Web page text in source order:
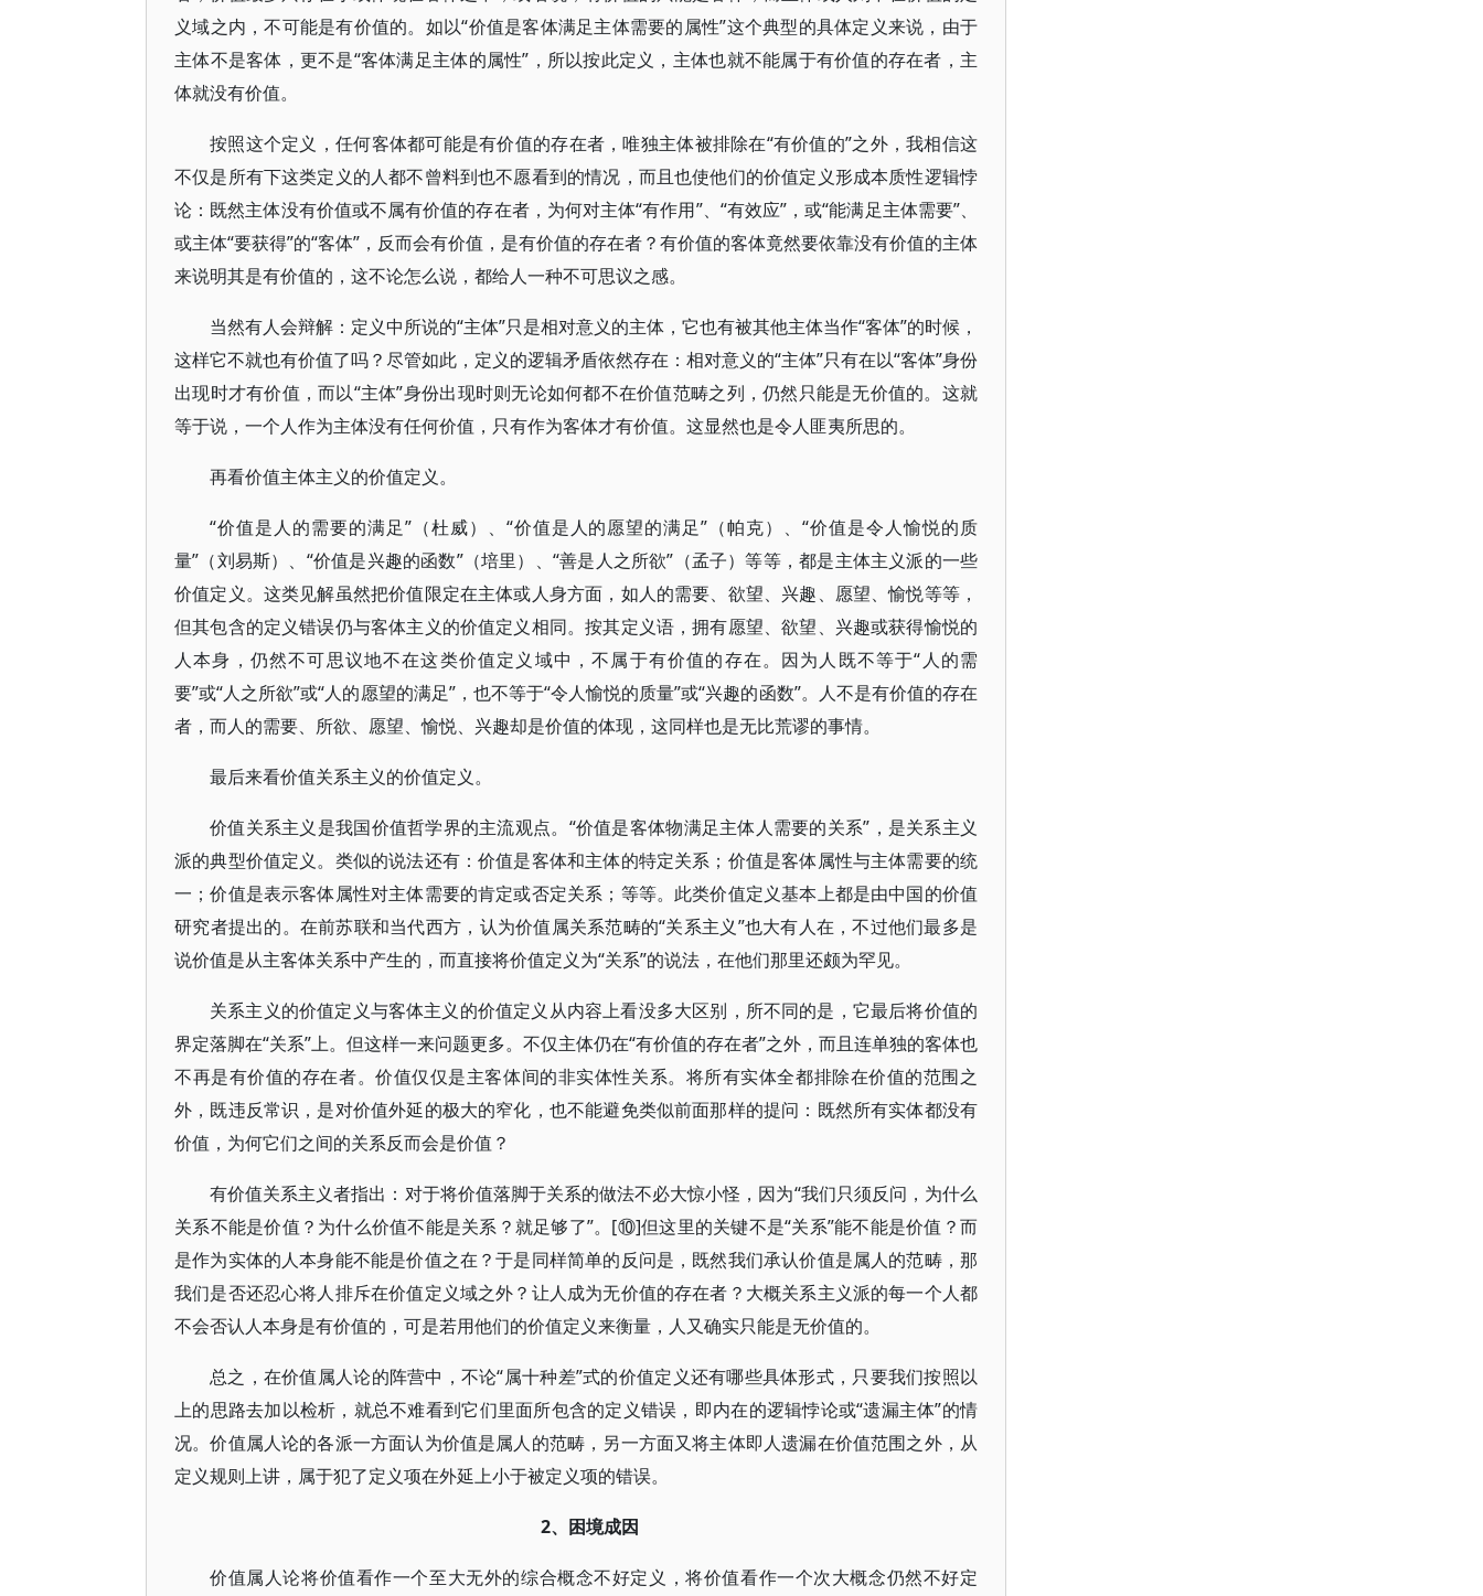
义域之内，不可能是有价值的。如以“价值是客体满足主体需要的属性”这个典型的具体定义来说，由于
主体不是客体，更不是“客体满足主体的属性”，所以按此定义，主体也就不能属于有价值的存在者，主
体就没有价值。
按照这个定义，任何客体都可能是有价值的存在者，唯独主体被排除在“有价值的”之外，我相信这
不仅是所有下这类定义的人都不曾料到也不愿看到的情况，而且也使他们的价值定义形成本质性逻辑悖
论：既然主体没有价值或不属有价值的存在者，为何对主体“有作用”、“有效应”，或“能满足主体需要”、
或主体“要获得”的“客体”，反而会有价值，是有价值的存在者？有价值的客体竟然要依靠没有价值的主体
来说明其是有价值的，这不论怎么说，都给人一种不可思议之感。
当然有人会辩解：定义中所说的“主体”只是相对意义的主体，它也有被其他主体当作“客体”的时候，
这样它不就也有价值了吗？尽管如此，定义的逻辑矛盾依然存在：相对意义的“主体”只有在以“客体”身份
出现时才有价值，而以“主体”身份出现时则无论如何都不在价值范畴之列，仍然只能是无价值的。这就
等于说，一个人作为主体没有任何价值，只有作为客体才有价值。这显然也是令人匪夷所思的。
再看价值主体主义的价值定义。
“价值是人的需要的满足”（杜威）、“价值是人的愿望的满足”（帕克）、“价值是令人愉悦的质
量”（刘易斯）、“价值是兴趣的函数”（培里）、“善是人之所欲”（孟子）等等，都是主体主义派的一些
价值定义。这类见解虽然把价值限定在主体或人身方面，如人的需要、欲望、兴趣、愿望、愉悦等等，
但其包含的定义错误仍与客体主义的价值定义相同。按其定义语，拥有愿望、欲望、兴趣或获得愉悦的
人本身，仍然不可思议地不在这类价值定义域中，不属于有价值的存在。因为人既不等于“人的需
要”或“人之所欲”或“人的愿望的满足”，也不等于“令人愉悦的质量”或“兴趣的函数”。人不是有价值的存在
者，而人的需要、所欲、愿望、愉悦、兴趣却是价值的体现，这同样也是无比荒谬的事情。
最后来看价值关系主义的价值定义。
价值关系主义是我国价值哲学界的主流观点。“价值是客体物满足主体人需要的关系”，是关系主义
派的典型价值定义。类似的说法还有：价值是客体和主体的特定关系；价值是客体属性与主体需要的统
一；价值是表示客体属性对主体需要的肯定或否定关系；等等。此类价值定义基本上都是由中国的价值
研究者提出的。在前苏联和当代西方，认为价值属关系范畴的“关系主义”也大有人在，不过他们最多是
说价值是从主客体关系中产生的，而直接将价值定义为“关系”的说法，在他们那里还颇为罕见。
关系主义的价值定义与客体主义的价值定义从内容上看没多大区别，所不同的是，它最后将价值的
界定落脚在“关系”上。但这样一来问题更多。不仅主体仍在“有价值的存在者”之外，而且连单独的客体也
不再是有价值的存在者。价值仅仅是主客体间的非实体性关系。将所有实体全都排除在价值的范围之
外，既违反常识，是对价值外延的极大的窄化，也不能避免类似前面那样的提问：既然所有实体都没有
价值，为何它们之间的关系反而会是价值？
有价值关系主义者指出：对于将价值落脚于关系的做法不必大惊小怪，因为“我们只须反问，为什么
关系不能是价值？为什么价值不能是关系？就足够了”。[⑩]但这里的关键不是“关系”能不能是价值？而
是作为实体的人本身能不能是价值之在？于是同样简单的反问是，既然我们承认价值是属人的范畴，那
我们是否还忍心将人排斥在价值定义域之外？让人成为无价值的存在者？大概关系主义派的每一个人都
不会否认人本身是有价值的，可是若用他们的价值定义来衡量，人又确实只能是无价值的。
总之，在价值属人论的阵营中，不论“属十种差”式的价值定义还有哪些具体形式，只要我们按照以
上的思路去加以检析，就总不难看到它们里面所包含的定义错误，即内在的逻辑悖论或“遗漏主体”的情
况。价值属人论的各派一方面认为价值是属人的范畴，另一方面又将主体即人遗漏在价值范围之外，从
定义规则上讲，属于犯了定义项在外延上小于被定义项的错误。
2、困境成因
价值属人论将价值看作一个至大无外的综合概念不好定义，将价值看作一个次大概念仍然不好定